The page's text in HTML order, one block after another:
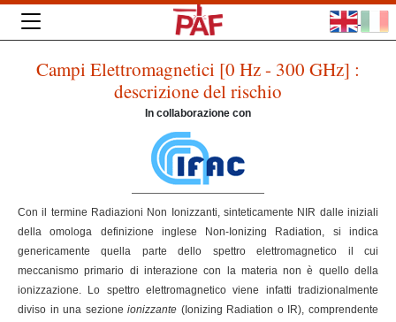
Campi Elettromagnetici [0 Hz - 300 GHz] :
descrizione del rischio
In collaborazione con
Con il termine Radiazioni Non Ionizzanti, sinteticamente NIR dalle iniziali
della omologa definizione inglese Non-Ionizing Radiation, si indica
genericamente quella parte dello spettro elettromagnetico il cui
meccanismo primario di interazione con la materia non è quello della
ionizzazione. Lo spettro elettromagnetico viene infatti tradizionalmente
diviso in una sezioneionizzante (Ionizing Radiation o IR), comprendente